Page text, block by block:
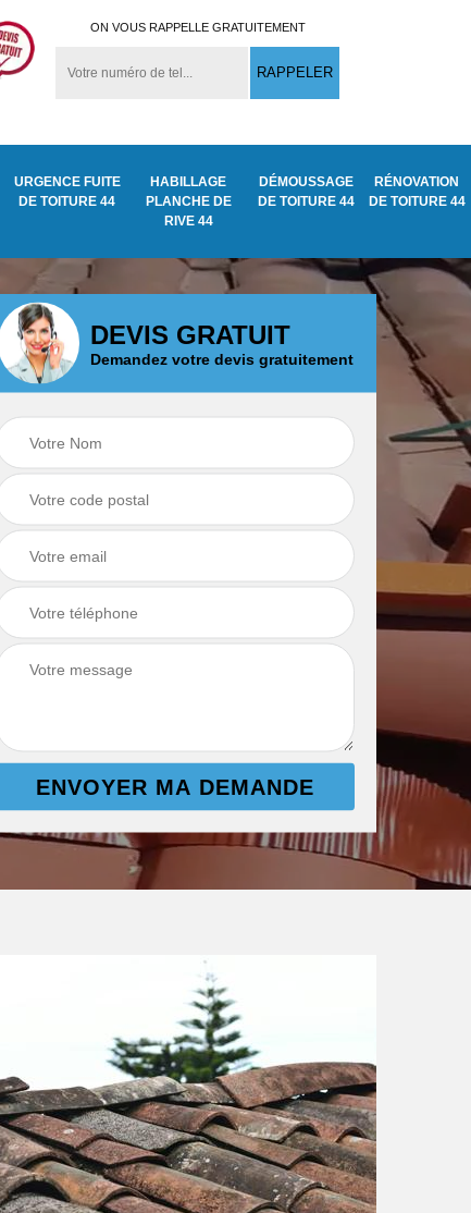
ON VOUS RAPPELLE GRATUITEMENT
URGENCE FUITE
DE TOITURE 44
HABILLAGE
PLANCHE DE
RIVE 44
DÉMOUSSAGE
DE TOITURE 44
RÉNOVATION
DE TOITURE 44
Traitement anti
Démoussage
nettoyage de tuile
DEVIS GRATUIT
Demandez votre devis gratuitement